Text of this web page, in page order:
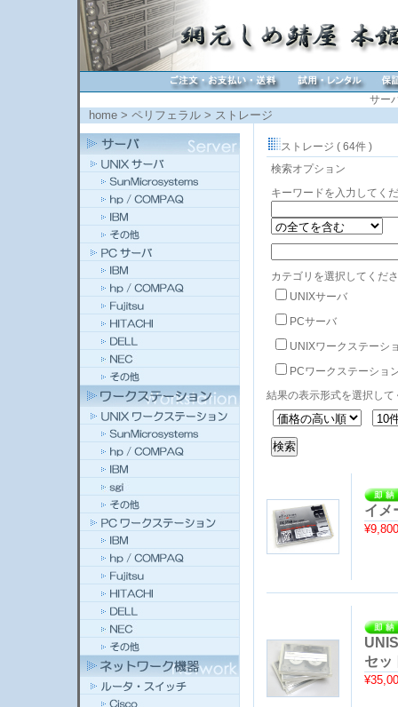
サー
home > ペリフェラル > ストレージ
ストレージ ( 64件 )
検索オプション
キーワードを入力してく
カテゴリを選択してくだ
UNIXサーバ
PCサーバ
UNIXワークステーシ
PCワークステーショ
結果の表示形式を選択して
イメ
セッ